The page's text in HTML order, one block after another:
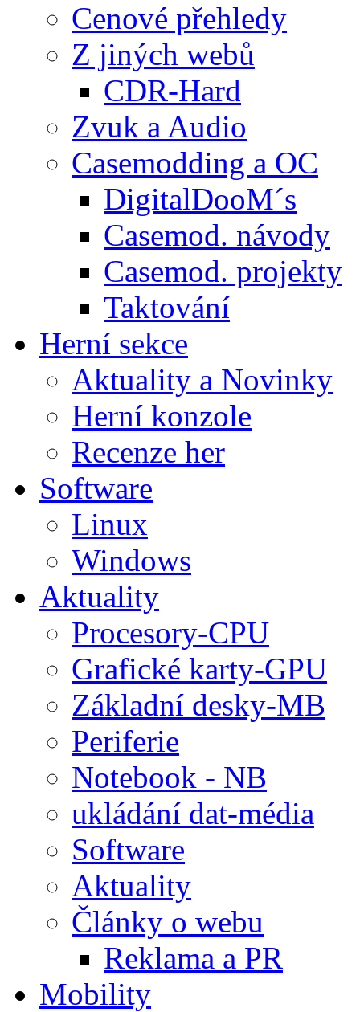
Cenové přehledy
Z jiných webů
CDR-Hard
Zvuk a Audio
Casemodding a OC
DigitalDooM´s
Casemod. návody
Casemod. projekty
Taktování
Herní sekce
Aktuality a Novinky
Herní konzole
Recenze her
Software
Linux
Windows
Aktuality
Procesory-CPU
Grafické karty-GPU
Základní desky-MB
Periferie
Notebook - NB
ukládání dat-média
Software
Aktuality
Články o webu
Reklama a PR
Mobility